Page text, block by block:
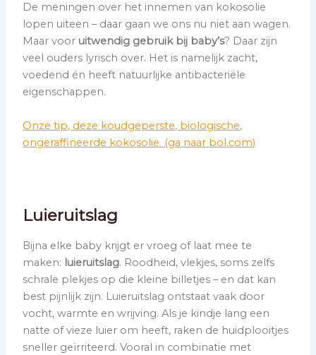
De meningen over het innemen van kokosolie
lopen uiteen – daar gaan we ons nu niet aan wagen.
Maar voor uitwendig gebruik bij baby’s? Daar zijn
veel ouders lyrisch over. Het is namelijk zacht,
voedend én heeft natuurlijke antibacteriële
eigenschappen.
Onze tip, deze koudgeperste, biologische,
ongeraffineerde kokosolie. (ga naar bol.com)
Luieruitslag
Bijna elke baby krijgt er vroeg of laat mee te
maken: luieruitslag. Roodheid, vlekjes, soms zelfs
schrale plekjes op die kleine billetjes – en dat kan
best pijnlijk zijn. Luieruitslag ontstaat vaak door
vocht, warmte en wrijving. Als je kindje lang een
natte of vieze luier om heeft, raken de huidplooitjes
sneller geïrriteerd. Vooral in combinatie met